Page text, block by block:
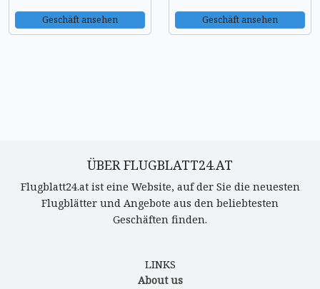
Geschäft ansehen Geschäft ansehen
ÜBER FLUGBLATT24.AT
Flugblatt24.at ist eine Website, auf der Sie die neuesten
Flugblätter und Angebote aus den beliebtesten
Geschäften finden.
LINKS
About us